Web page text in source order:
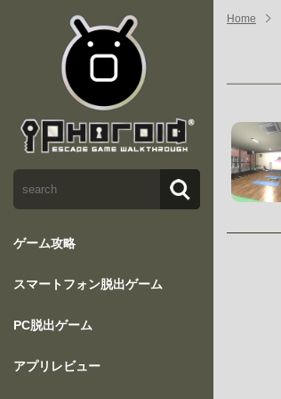
ゲーム攻略
スマートフォン脱出ゲーム
PC脱出ゲーム
アプリレビュー
Home